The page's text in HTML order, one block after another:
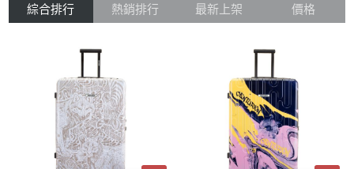
綜合排行 熱銷排行 最新上架 價格